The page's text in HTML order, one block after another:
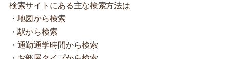
検索サイトにある主な検索方法は
・地図から検索
・駅から検索
・通勤通学時間から検索